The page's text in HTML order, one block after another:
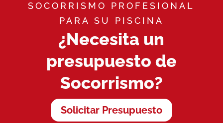
SOCORRISMO PROFESIONAL
PARA SU PISCINA
¿Necesita un
presupuesto de
Socorrismo?
Solicitar Presupuesto